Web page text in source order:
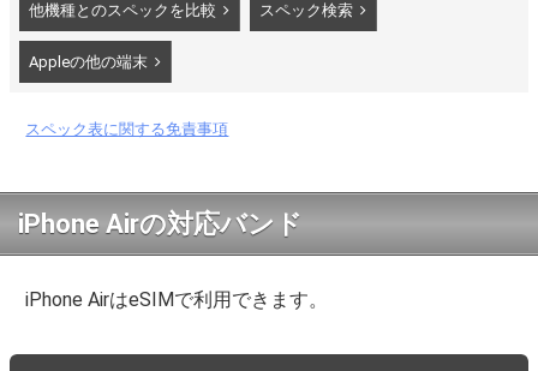
他機種とのスペックを比較 スペック検索
Appleの他の端末
スペック表に関する免責事項
iPhone Airの対応バンド
iPhone AirはeSIMで利用できます。